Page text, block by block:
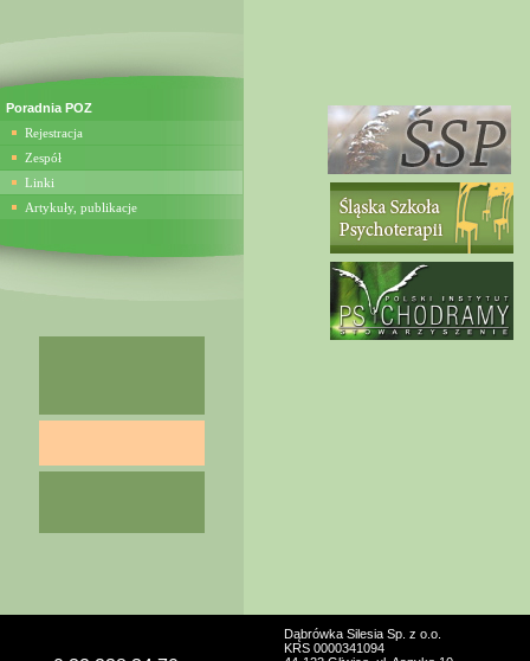
Poradnia POZ
Rejestracja
Zespół
Linki
Artykuły, publikacje
Dąbrówka Silesia Sp. z o.o.
KRS 0000341094